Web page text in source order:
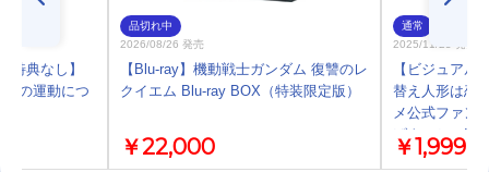
特典なし】
の運動につ
品切れ中
2026/08/26 発売
【Blu-ray】機動戦士ガンダム 復讐のレ
クイエム Blu-ray BOX（特装限定版）
￥22,000
通常
2025/11/25 発売
【ビジュアル
替え人形は恋
メ公式ファン
げよいちょ!
￥1,999